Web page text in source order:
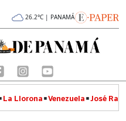
26.2°C | PANAMÁ
La Llorona Venezuela José